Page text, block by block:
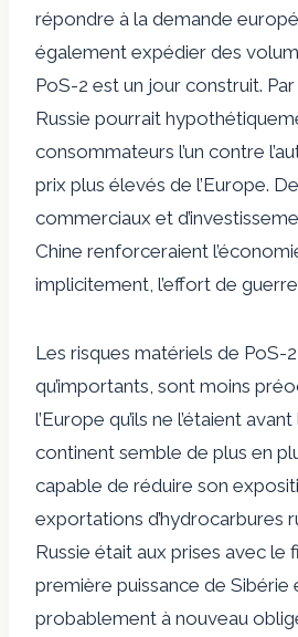
répondre à la demande
également expédier des
PoS-2 est un jour construit.
Russie pourrait
consommateurs l’un contre
prix plus élevés de l’Europe.
commerciaux et
Chine renforceraient
implicitement, l’effort de
Les risques matériels de PoS-
qu’importants, sont moins
l’Europe qu’ils ne l’étaient
continent semble de plus en
capable de réduire son
exportations d’hydrocarbures
Russie était aux prises avec le
première puissance de Sibérie
probablement à nouveau